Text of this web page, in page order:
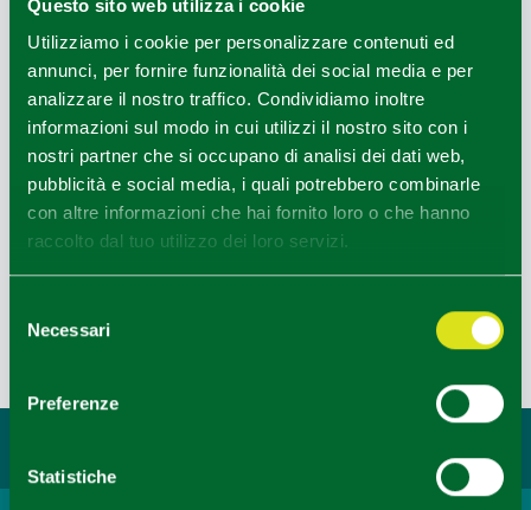
Questo sito web utilizza i cookie
Utilizziamo i cookie per personalizzare contenuti ed
annunci, per fornire funzionalità dei social media e per
analizzare il nostro traffico. Condividiamo inoltre
informazioni sul modo in cui utilizzi il nostro sito con i
nostri partner che si occupano di analisi dei dati web,
pubblicità e social media, i quali potrebbero combinarle
con altre informazioni che hai fornito loro o che hanno
raccolto dal tuo utilizzo dei loro servizi.
delNecessari
Preferenze
Statistiche